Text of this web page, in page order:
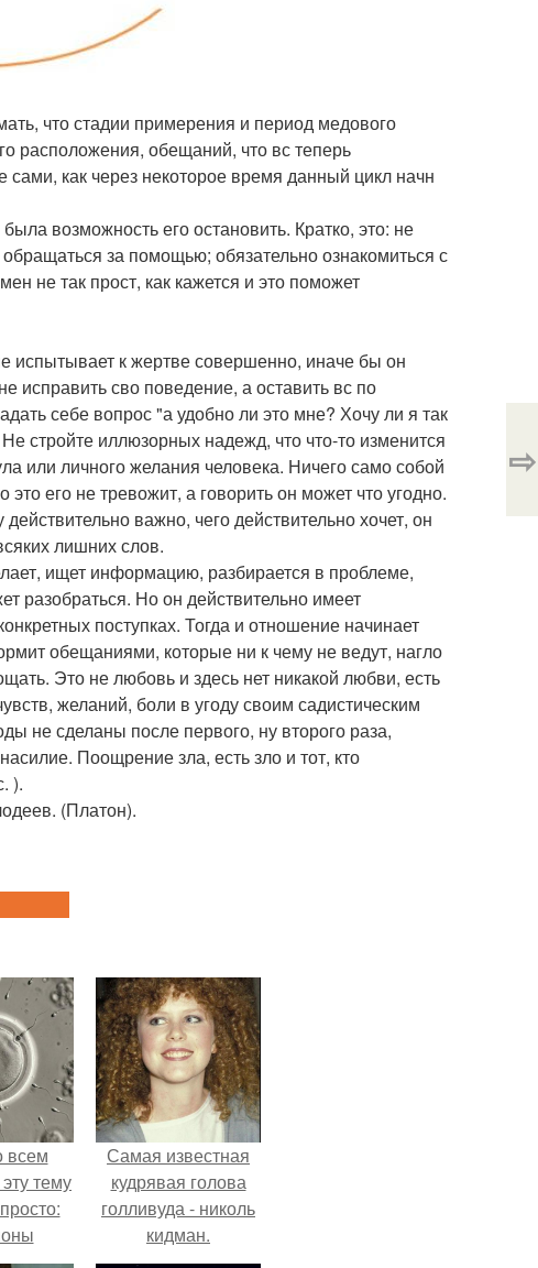
что стадии примерения и период медового
расположения, обещаний, что вс теперь
как через некоторое время данный цикл начн
возможность его остановить. Кратко, это: не
за помощью; обязательно ознакомиться с
не так прост, как кажется и это поможет
испытывает к жертве совершенно, иначе бы он
исправить сво поведение, а оставить вс по
себе вопрос "а удобно ли это мне? Хочу ли я так
стройте иллюзорных надежд, что что-то изменится
или личного желания человека. Ничего само собой
его не тревожит, а говорить он может что угодно.
важно, чего действительно хочет, он
лишних слов.
ищет информацию, разбирается в проблеме,
разобраться. Но он действительно имеет
поступках. Тогда и отношение начинает
обещаниями, которые ни к чему не ведут, нагло
Это не любовь и здесь нет никакой любви, есть
желаний, боли в угоду своим садистическим
не сделаны после первого, ну второго раза,
Поощрение зла, есть зло и тот, кто
).
(Платон).
⇨
всем
тему
Самая известная
кудрявая голова
голливуда - николь
кидман.